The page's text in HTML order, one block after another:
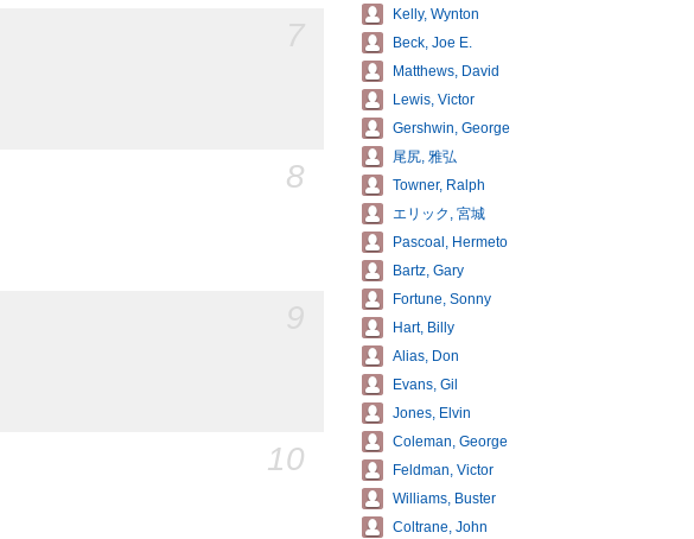
8
10
Kelly, Wynton
Beck, Joe E.
Matthews, David
Lewis, Victor
Gershwin, George
尾尻, 雅弘
Towner, Ralph
エリック, 宮城
Pascoal, Hermeto
Bartz, Gary
Fortune, Sonny
Hart, Billy
Alias, Don
Evans, Gil
Jones, Elvin
Coleman, George
Feldman, Victor
Williams, Buster
Coltrane, John